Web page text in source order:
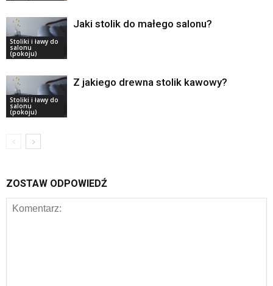
Stoliki i ławy do
salonu
(pokoju)
Jaki stolik do małego salonu?
Stoliki i ławy do
salonu
(pokoju)
Z jakiego drewna stolik kawowy?
ZOSTAW ODPOWIEDŹ